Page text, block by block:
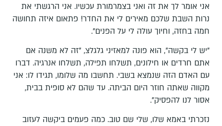
אני אומר לך את זה ואני בצמרמורת עכשיו. אני הרגשתי את
נרות השבת שלכם מאירים לי את החדר! פתאום איזה תחושה
חמה בחזה, וחיוך עולה לי על הפנים".
"יש לי בקשה", הוא פונה למאזיני גלגלצ, "זה לא משנה אם
אתם חרדים או חילונים, תשלחו תפילה, תשלחו אנרגיה. דברו
עם האדם הזה שנמצא בשבי. תחשבו מה שלומו, תגידו לו: אני
מקווה שאתה חוזר היום הביתה. עד שהם לא סופית בבית,
אסור לנו להפסיק".
נזכרתי באמא שלו, שלי שם טוב. כמה פעמים ביקשה לעזוב